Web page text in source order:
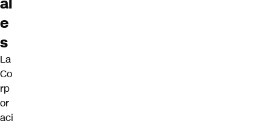
e
s
La
Co
rp
or
aci